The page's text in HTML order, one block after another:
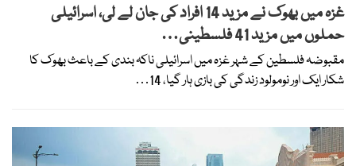
غزہ میں بھوک نے مزید 14 افراد کی جان لے لی، اسرائیلی
حملوں میں مزید 41 فلسطینی…
مقبوضہ فلسطین کے شہر غزہ میں اسرائیلی ناکہ بندی کے باعث بھوک کا
شکار ایک اور نومولود زندگی کی بازی ہار گیا، 14…